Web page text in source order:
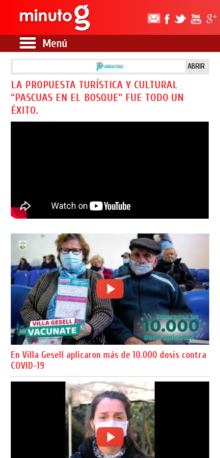
Menú
ABRIR
LA PROPUESTA TURÍSTICA Y CULTURAL
“PASCUAS EN EL BOSQUE” FUE TODO UN
ÉXITO.
En Villa Gesell aplicaron más de 10.000 dosis contra
COVID-19